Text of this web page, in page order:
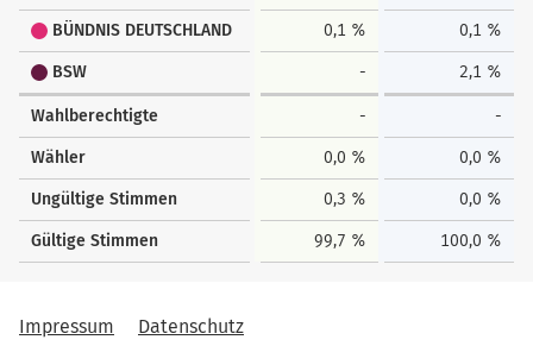
BÜNDNIS DEUTSCHLAND 0,1 % 0,1 %
BSW - 2,1 %
Wahlberechtigte - -
Wähler 0,0 % 0,0 %
Ungültige Stimmen 0,3 % 0,0 %
Gültige Stimmen 99,7 % 100,0 %
Impressum Datenschutz